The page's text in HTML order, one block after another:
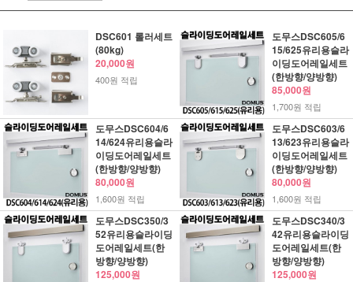
DSC601 롤러세트
(80kg)
20,000원
400원 적립
도무스DSC605/6
15/625유리용슬라
이딩도어레일세트
(한방향/양방향)
85,000원
1,700원 적립
도무스DSC604/6
14/624유리용슬라
이딩도어레일세트
(한방향/양방향)
80,000원
1,600원 적립
도무스DSC603/6
13/623유리용슬라
이딩도어레일세트
(한방향/양방향)
80,000원
1,600원 적립
도무스DSC350/3
52유리용슬라이딩
도어레일세트(한
방향/양방향)
125,000원
도무스DSC340/3
42유리용슬라이딩
도어레일세트(한
방향/양방향)
125,000원